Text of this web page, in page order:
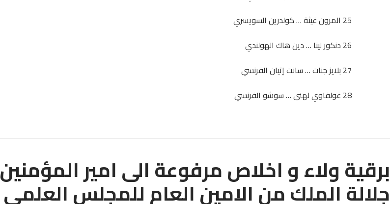
25 المرون غيثة … كولدرين السويسري
26 دنكور لينا … دين هاك الهولندي
27 بلايز جنات … سانت إتيان الفرنسي
28 غولفاوي لهنى … سوشو الفرنسي
برقية ولاء و اخلاص مرفوعة الى امير المؤمنين
جلالة الملك من الامين العام للمجلس العلمي